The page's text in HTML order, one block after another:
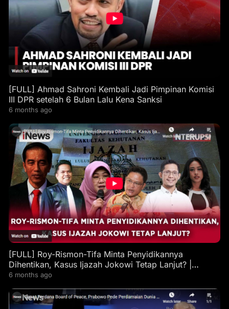
[FULL] Ahmad Sahroni Kembali Jadi Pimpinan Komisi
III DPR setelah 6 Bulan Lalu Kena Sanksi
6 months ago
[FULL] Roy-Rismon-Tifa Minta Penyidikannya
Dihentikan, Kasus Ijazah Jokowi Tetap Lanjut? |
Interupsi
6 months ago